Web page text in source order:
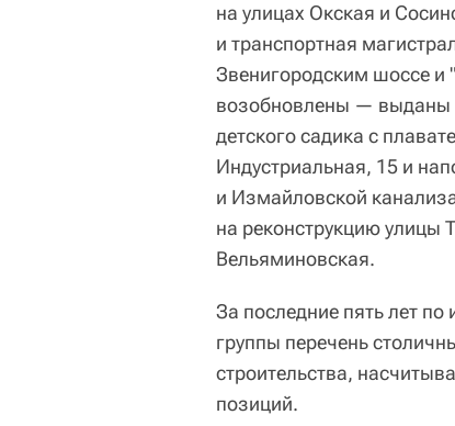
на улицах Окская и
и транспортная
Звенигородским шоссе
возобновлены — выданы
детского садика с
Индустриальная, 15 и
и Измайловской
на реконструкцию улицы
Вельяминовская.
За последние пять лет
группы перечень
строительства,
позиций.